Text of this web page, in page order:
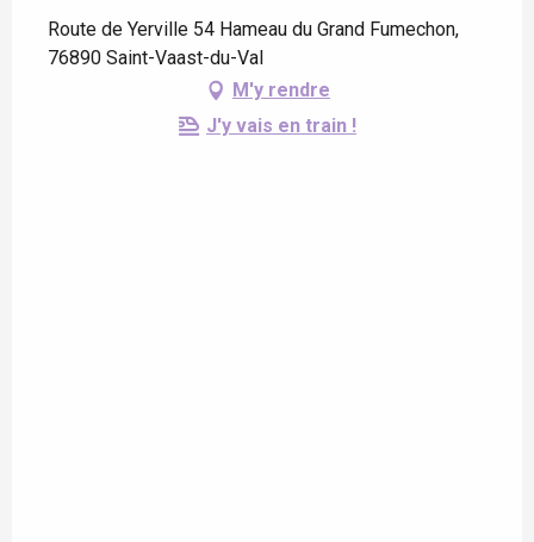
Route de Yerville 54 Hameau du Grand Fumechon,
76890 Saint-Vaast-du-Val
M'y rendre
J'y vais en train !